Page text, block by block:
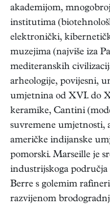
akademijom,
institutima
elektronički,
muzejima (najviše iza
mediteranskih
arheologije, povijesni,
umjetnina od XVI. do
keramike, Cantini
suvremene umjetnosti,
američke indijanske
pomorski. Marseille je
industrijskoga
Berre s golemim
razvijenom